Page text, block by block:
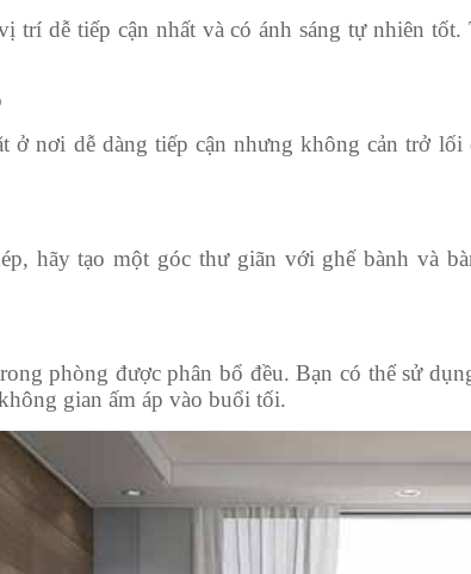
trí dễ tiếp cận nhất và có ánh sáng tự nhiên
ở nơi dễ dàng tiếp cận nhưng không cản trở
hãy tạo một góc thư giãn với ghế bành và
phòng được phân bổ đều. Bạn có thể sử
gian ấm áp vào buổi tối.